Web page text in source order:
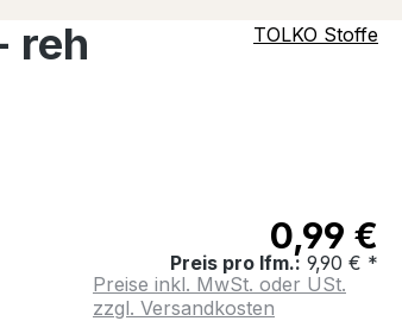
reh
TOLKO Stoffe
0,99 €
Preis pro lfm.: 9,90 € *
Preise inkl. MwSt. oder USt.
zzgl. Versandkosten